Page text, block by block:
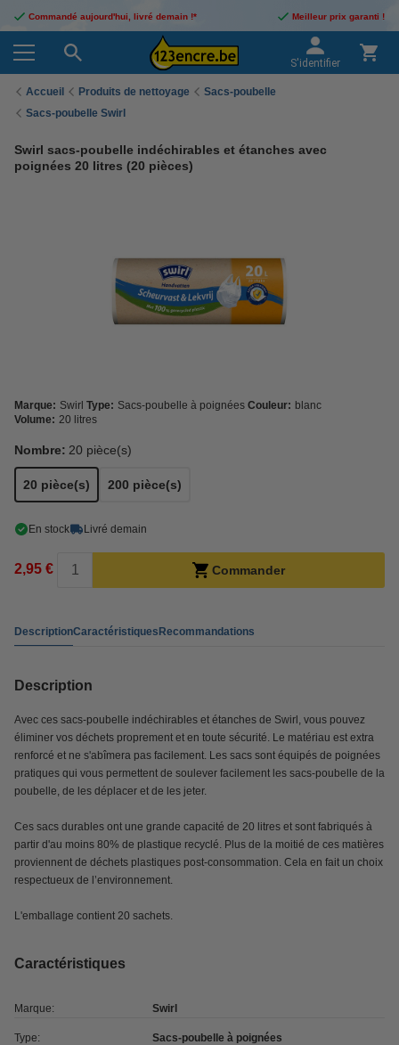
Commandé aujourd'hui, livré demain !* Meilleur prix garanti !
S'identifier
Accueil Produits de nettoyage
Sacs-poubelle
Sacs-poubelle Swirl
Swirl sacs-poubelle indéchirables et étanches avec
poignées 20 litres (20 pièces)
Marque: Swirl Type: Sacs-poubelle à poignées Couleur: blanc
Volume: 20 litres
Nombre: 20 pièce(s)
20 pièce(s) 200 pièce(s)
En stock Livré demain
2,95 € Commander
DescriptionCaractéristiquesRecommandations
Description
Avec ces sacs-poubelle indéchirables et étanches de Swirl, vous pouvez
éliminer vos déchets proprement et en toute sécurité. Le matériau est extra
renforcé et ne s'abîmera pas facilement. Les sacs sont équipés de poignées
pratiques qui vous permettent de soulever facilement les sacs-poubelle de la
poubelle, de les déplacer et de les jeter.
Ces sacs durables ont une grande capacité de 20 litres et sont fabriqués à
partir d'au moins 80% de plastique recyclé. Plus de la moitié de ces matières
proviennent de déchets plastiques post-consommation. Cela en fait un choix
respectueux de l’environnement.
L'emballage contient 20 sachets.
Caractéristiques
Marque: Swirl
Type: Sacs-poubelle à poignées